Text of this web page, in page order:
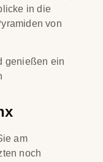
in die
von
genießen ein
am
noch